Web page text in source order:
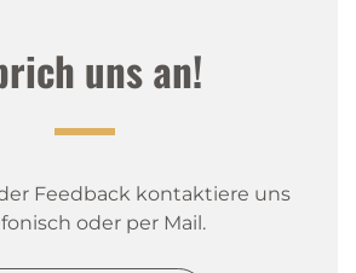
uns an!
Feedback kontaktiere uns
oder per Mail.